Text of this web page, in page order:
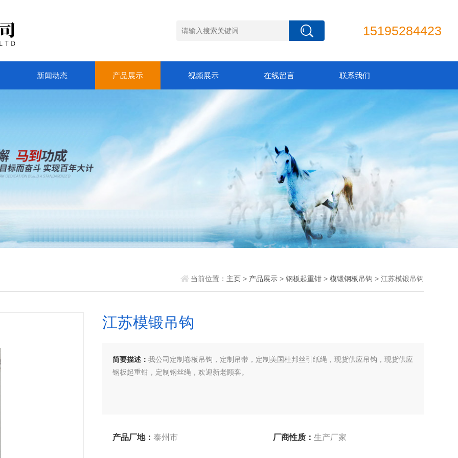
15195284423
新闻动态 产品展示 视频展示 在线留言 联系我们
当前位置： 主页> 产品展示> 钢板起重钳> 模锻钢板吊钩 > 江苏模锻吊钩
江苏模锻吊钩
简要描述： 我公司定制卷板吊钩，定制吊带，定制美国杜邦丝引纸绳，现货供应吊钩，现货供应
钢板起重钳，定制钢丝绳，欢迎新老顾客。
产品厂地： 泰州市 厂商性质：生产厂家